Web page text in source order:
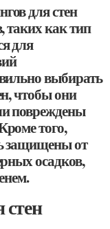
для стен
таких как тип
для
выбирать
чтобы они
повреждены
того,
защищены от
осадков,